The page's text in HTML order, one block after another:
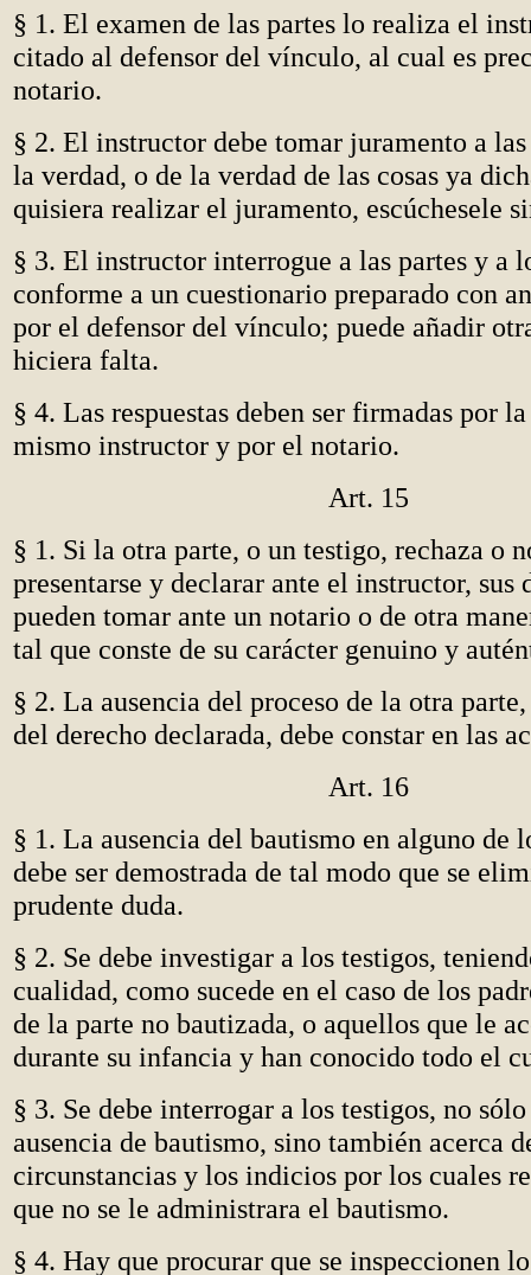
§ 1. El examen de las partes lo realiza el
citado al defensor del vínculo, al cual es
notario.
§ 2. El instructor debe tomar juramento a
la verdad, o de la verdad de las cosas ya
quisiera realizar el juramento, escúchesele
§ 3. El instructor interrogue a las partes y a
conforme a un cuestionario preparado con
por el defensor del vínculo; puede añadir
hiciera falta.
§ 4. Las respuestas deben ser firmadas por
mismo instructor y por el notario.
Art. 15
§ 1. Si la otra parte, o un testigo, rechaza o
presentarse y declarar ante el instructor, sus
pueden tomar ante un notario o de otra
tal que conste de su carácter genuino y
§ 2. La ausencia del proceso de la otra
del derecho declarada, debe constar en las
Art. 16
§ 1. La ausencia del bautismo en alguno de
debe ser demostrada de tal modo que se
prudente duda.
§ 2. Se debe investigar a los testigos,
cualidad, como sucede en el caso de los
de la parte no bautizada, o aquellos que le
durante su infancia y han conocido todo el
§ 3. Se debe interrogar a los testigos, no
ausencia de bautismo, sino también acerca
circunstancias y los indicios por los cuales
que no se le administrara el bautismo.
§ 4. Hay que procurar que se inspeccionen